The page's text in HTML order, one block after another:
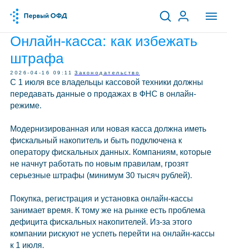
Онлайн-касса: как избежать
штрафа
2026-04-16 09:11 Законодательство
С 1 июля все владельцы кассовой техники должны
передавать данные о продажах в ФНС в онлайн-
режиме.
Модернизированная или новая касса должна иметь
фискальный накопитель и быть подключена к
оператору фискальных данных. Компаниям, которые
не начнут работать по новым правилам, грозят
серьезные штрафы (минимум 30 тысяч рублей).
Покупка, регистрация и установка онлайн-кассы
занимает время. К тому же на рынке есть проблема
дефицита фискальных накопителей. Из-за этого
компании рискуют не успеть перейти на онлайн-кассы
к 1 июля.